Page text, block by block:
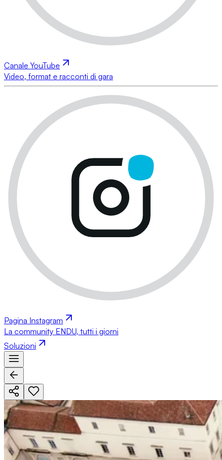
Canale YouTube
Video, format e racconti di gara
Pagina Instagram
La community ENDU, tutti i giorni
Soluzioni